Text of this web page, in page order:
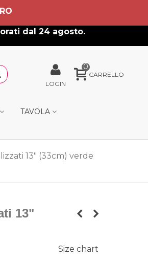
dal 24 agosto.
LOGIN
0
CARRELLO
TAVOLA
13" (33cm) verde
13"
Size chart